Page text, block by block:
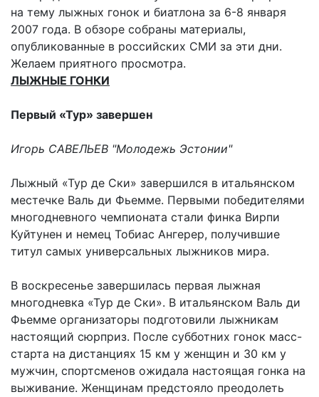
на тему лыжных гонок и биатлона за 6-8 января
2007 года. В обзоре собраны материалы,
опубликованные в российских СМИ за эти дни.
Желаем приятного просмотра.
ЛЫЖНЫЕ ГОНКИ
Первый «Тур» завершен
Игорь САВЕЛЬЕВ "Молодежь Эстонии"
Лыжный «Тур де Ски» завершился в итальянском
местечке Валь ди Фьемме. Первыми победителями
многодневного чемпионата стали финка Вирпи
Куйтунен и немец Тобиас Ангерер, получившие
титул самых универсальных лыжников мира.
В воскресенье завершилась первая лыжная
многодневка «Тур де Ски». В итальянском Валь ди
Фьемме организаторы подготовили лыжникам
настоящий сюрприз. После субботних гонок масс-
старта на дистанциях 15 км у женщин и 30 км у
мужчин, спортсменов ожидала настоящая гонка на
выживание. Женщинам предстояло преодолеть